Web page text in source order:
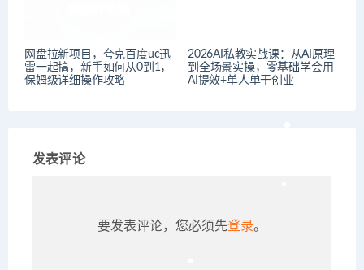
网盘拉新项目，夸克百度uc迅
雷一起搞，新手如何从0到1，
保姆级详细操作攻略
2026AI私教实战课：从AI原理
到全场景实操，零基础学会用
AI提效+单人单干创业
发表评论
要发表评论，您必须先登录。